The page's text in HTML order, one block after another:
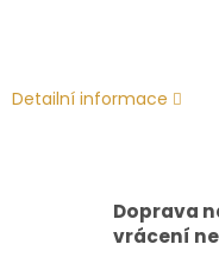
Detailní informace
Doprava
vrácení